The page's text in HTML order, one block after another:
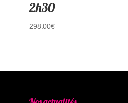
2h30
298.00€